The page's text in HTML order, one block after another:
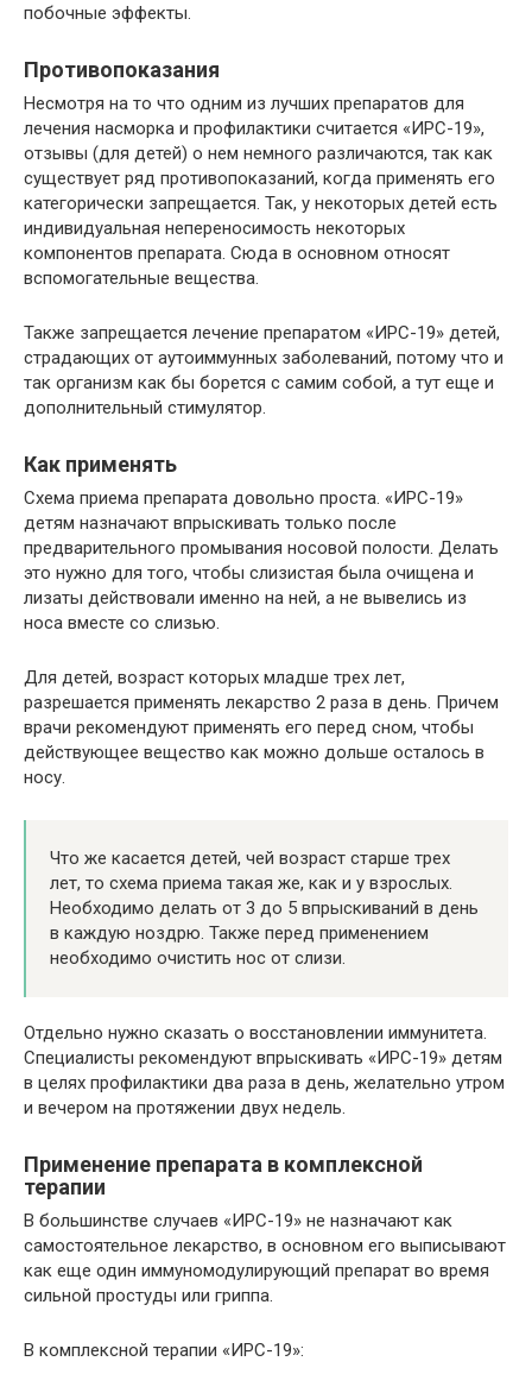
побочные эффекты.
Противопоказания
Несмотря на то что одним из лучших препаратов для
лечения насморка и профилактики считается «ИРС-19»,
отзывы (для детей) о нем немного различаются, так как
существует ряд противопоказаний, когда применять его
категорически запрещается. Так, у некоторых детей есть
индивидуальная непереносимость некоторых
компонентов препарата. Сюда в основном относят
вспомогательные вещества.
Также запрещается лечение препаратом «ИРС-19» детей,
страдающих от аутоиммунных заболеваний, потому что и
так организм как бы борется с самим собой, а тут еще и
дополнительный стимулятор.
Как применять
Схема приема препарата довольно проста. «ИРС-19»
детям назначают впрыскивать только после
предварительного промывания носовой полости. Делать
это нужно для того, чтобы слизистая была очищена и
лизаты действовали именно на ней, а не вывелись из
носа вместе со слизью.
Для детей, возраст которых младше трех лет,
разрешается применять лекарство 2 раза в день. Причем
врачи рекомендуют применять его перед сном, чтобы
действующее вещество как можно дольше осталось в
носу.
Что же касается детей, чей возраст старше трех
лет, то схема приема такая же, как и у взрослых.
Необходимо делать от 3 до 5 впрыскиваний в день
в каждую ноздрю. Также перед применением
необходимо очистить нос от слизи.
Отдельно нужно сказать о восстановлении иммунитета.
Специалисты рекомендуют впрыскивать «ИРС-19» детям
в целях профилактики два раза в день, желательно утром
и вечером на протяжении двух недель.
Применение препарата в комплексной
терапии
В большинстве случаев «ИРС-19» не назначают как
самостоятельное лекарство, в основном его выписывают
как еще один иммуномодулирующий препарат во время
сильной простуды или гриппа.
В комплексной терапии «ИРС-19»: